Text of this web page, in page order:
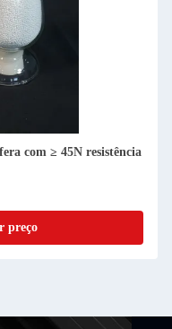
com ≥ 45N resistência
preço